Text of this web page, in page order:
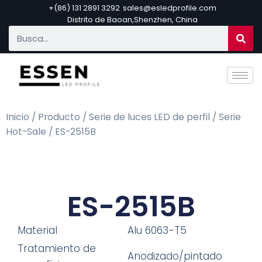
+(86) 131 2891 3292 sales@esledprofile.com
Distrito de Baoan,Shenzhen, China
Inicio / Producto / Serie de luces LED de perfil / Serie
Hot-Sale / ES-2515B
ES-2515B
Material
Alu 6063-T5
Tratamiento de
Anodizado/pintado